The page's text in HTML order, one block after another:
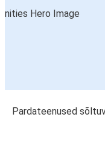
Pardateenused